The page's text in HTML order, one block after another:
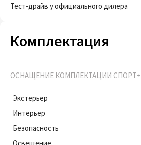
Тест-драйв у официального дилера
Комплектация
ОСНАЩЕНИЕ КОМПЛЕКТАЦИИ СПОРТ+
Экстерьер
Интерьер
Безопасность
Освещение